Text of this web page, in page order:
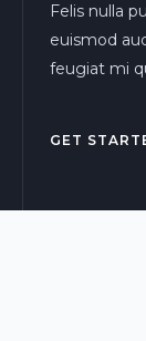
Felis nulla
euismod
feugiat mi
GET